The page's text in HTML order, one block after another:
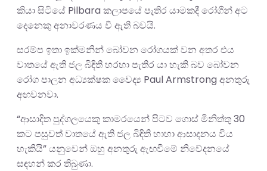
කියා සිටියේ Pilbara කලාපයේ පැතිර යාමකදී රෝගීන් අට
දෙනෙකු අනාවරණය වී ඇති බවයි.
සරම්ප ඉතා ඉක්මනින් බෝවන රෝගයක් වන අතර එය
වාතයේ ඇති ජල බිඳිති හරහා පැතිර යා හැකි බව බෝවන
රෝග පාලන අධ්‍යක්ෂක වෛද්‍ය Paul Armstrong අනතුරු
අඟවනවා.
“ආසාදිත පුද්ගලයෙකු කාමරයෙන් පිටව ගොස් මිනිත්තු 30
කට පසුවත් වාතයේ ඇති ජල බිඳිති හාහා ආසාදනය විය
හැකියි” යනුවෙන් ඔහු අනතුරු ඇඟවීමේ නිවේදනයේ
සඳහන් කර තිබුණා.